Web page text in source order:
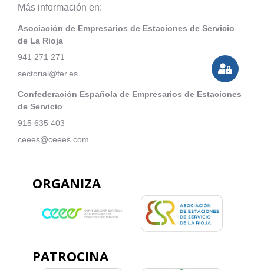
Más información en:
Asociación de Empresarios de Estaciones de Servicio
de La Rioja
941 271 271
sectorial@fer.es
Confederación Española de Empresarios de Estaciones
de Servicio
915 635 403
ceees@ceees.com
ORGANIZA
PATROCINA